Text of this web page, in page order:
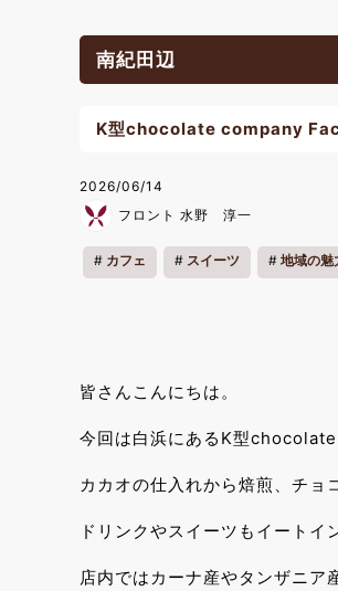
南紀田辺
K型chocolate company
2026/06/14
フロント 水野 淳一
カフェ スイーツ 地域の魅
皆さんこんにちは。
今回は白浜にあるK型
カカオの仕入れから焙煎、チョ
ドリンクやスイーツもイートイ
店内ではカーナ産やタンザニア